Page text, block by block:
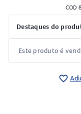
COD
Destaques do
Este produto é
favorite_border